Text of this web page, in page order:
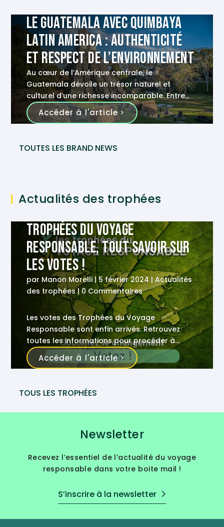
Le Guatemala avec Quimbaya
Latin America : authenticité
et respect de l’environnement
Au cœur de l’Amérique centrale, le
Guatemala dévoile un trésor naturel et
culturel d’une richesse incomparable. Entre
volcans, forêts et vestiges historiques, ce
pays offre une palette d’expériences
d’authenticité et de respect de
nature !
Accéder à l'article
TOUTES LES BRAND NEWS
Actualités des trophées
Trophées du Voyage
Responsable, tout savoir sur
les votes !
par Manon Morelli|5 février 2024|Actualités
des trophées| 0 Commentaires
Les votes des Trophées du Voyage
Responsable sont enfin arrivés. Retrouvez
toutes les informations pour procéder à
l’élection des grands gagnants.
Accéder à l'article
TOUS LES TROPHÉES
Newsletter
Recevez l’essentiel de l’actualité du voyage
responsable dans votre boite mail !
S’inscrire à la newsletter